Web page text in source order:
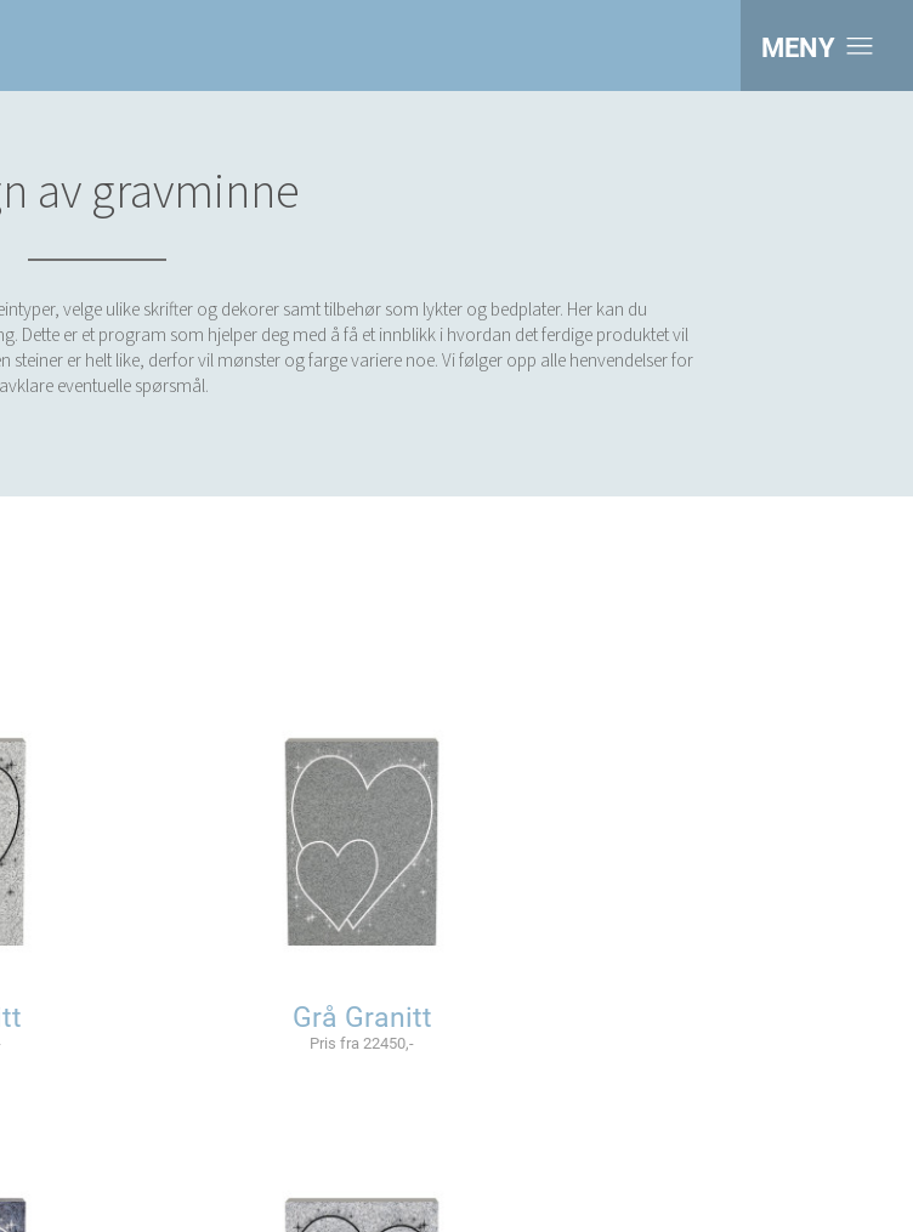
MENY
av gravminne
velge ulike skrifter og dekorer samt tilbehør som lykter og bedplater. Her kan du
Dette er et program som hjelper deg med å få et innblikk i hvordan det ferdige produktet vil
steiner er helt like, derfor vil mønster og farge variere noe. Vi følger opp alle henvendelser for
eventuelle spørsmål.
Grå Granitt
Pris fra 22450,-